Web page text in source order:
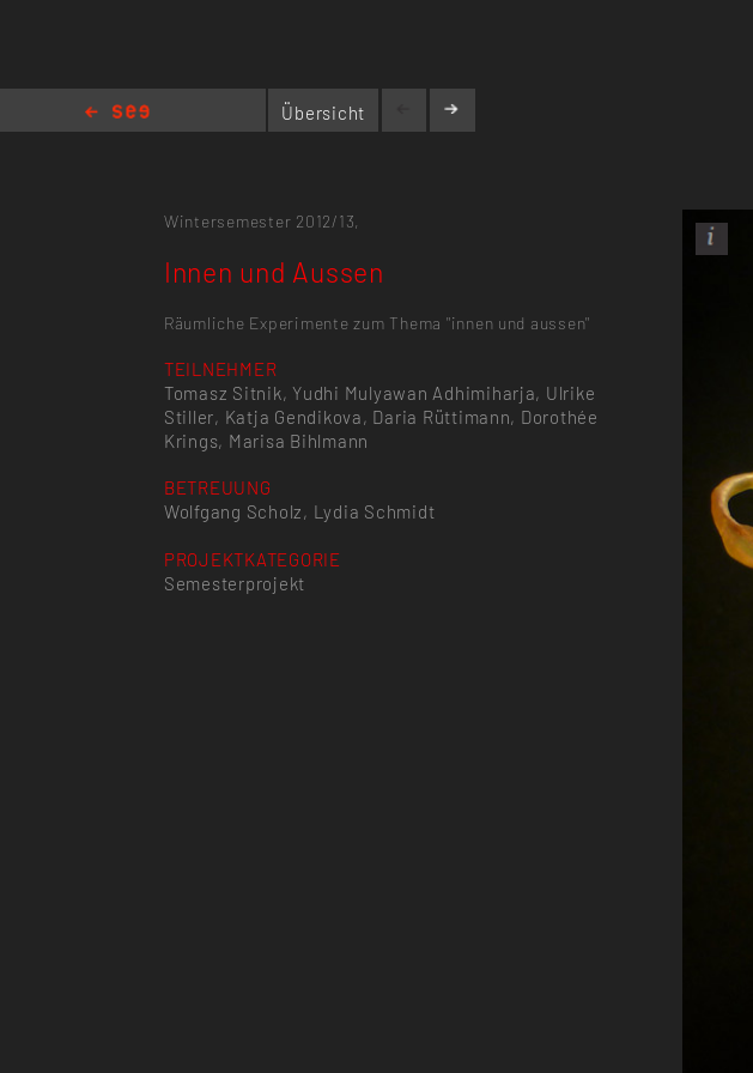
Übersicht
Wintersemester 2012/13,
Innen und Aussen
Räumliche Experimente zum Thema "innen und aussen"
TEILNEHMER
Tomasz Sitnik, Yudhi Mulyawan Adhimiharja, Ulrike
Stiller, Katja Gendikova, Daria Rüttimann, Dorothée
Krings, Marisa Bihlmann
BETREUUNG
Wolfgang Scholz, Lydia Schmidt
PROJEKTKATEGORIE
Semesterprojekt